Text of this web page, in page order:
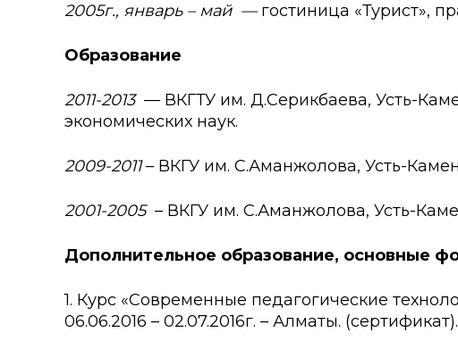
2005г., январь – май —гостиница «Турист»,
Образование
2011-2013— ВКГТУ им. Д.Серикбаева, Усть-
экономических наук.
2009-2011– ВКГУ им. С.Аманжолова, Усть-
2001-2005– ВКГУ им. С.Аманжолова, Усть-
Дополнительное образование, основные
1. Курс «Современные педагогические
06.06.2016 – 02.07.2016г. – Алматы. (сертификат).